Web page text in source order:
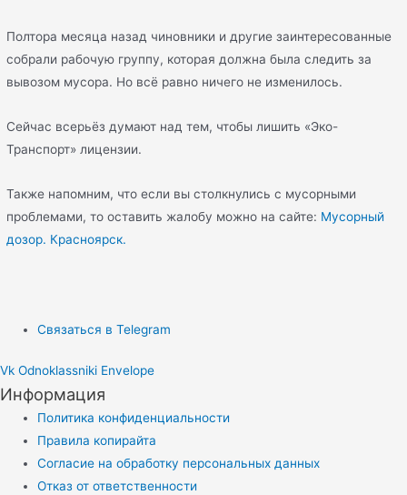
Полтора месяца назад чиновники и другие заинтересованные
собрали рабочую группу, которая должна была следить за
вывозом мусора. Но всё равно ничего не изменилось.
Сейчас всерьёз думают над тем, чтобы лишить «Эко-
Транспорт» лицензии.
Также напомним, что если вы столкнулись с мусорными
проблемами, то оставить жалобу можно на сайте: Мусорный
дозор. Красноярск.
Связаться в Telegram
Vk Odnoklassniki Envelope
Информация
Политика конфиденциальности
Правила копирайта
Согласие на обработку персональных данных
Отказ от ответственности